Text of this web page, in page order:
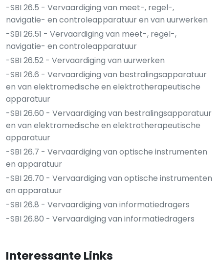
-SBI 26.5 - Vervaardiging van meet-, regel-,
navigatie- en controleapparatuur en van uurwerken
-SBI 26.51 - Vervaardiging van meet-, regel-,
navigatie- en controleapparatuur
-SBI 26.52 - Vervaardiging van uurwerken
-SBI 26.6 - Vervaardiging van bestralingsapparatuur
en van elektromedische en elektrotherapeutische
apparatuur
-SBI 26.60 - Vervaardiging van bestralingsapparatuur
en van elektromedische en elektrotherapeutische
apparatuur
-SBI 26.7 - Vervaardiging van optische instrumenten
en apparatuur
-SBI 26.70 - Vervaardiging van optische instrumenten
en apparatuur
-SBI 26.8 - Vervaardiging van informatiedragers
-SBI 26.80 - Vervaardiging van informatiedragers
Interessante Links